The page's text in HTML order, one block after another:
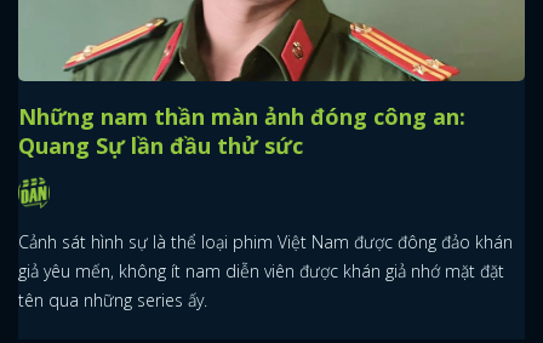
Những nam thần màn ảnh đóng công an:
Quang Sự lần đầu thử sức
Cảnh sát hình sự là thể loại phim Việt Nam được đông đảo khán
giả yêu mến, không ít nam diễn viên được khán giả nhớ mặt đặt
tên qua những series ấy.